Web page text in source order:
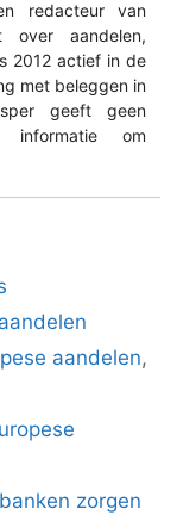
redacteur van
over aandelen,
2012 actief in de
met beleggen in
geeft geen
informatie om
aandelen
aandelen,
zorgen